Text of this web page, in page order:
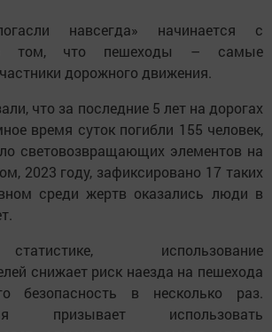
навсегда» начинается с
о том, что пешеходы – самые
дорожного движения.
что за последние 5 лет на дорогах
время суток погибли 155 человек,
световозвращающих элементов на
2023 году, зафиксировано 17 таких
среди жертв оказались люди в
использование
снижает риск наезда на пешехода
безопасность в несколько раз.
призывает использовать